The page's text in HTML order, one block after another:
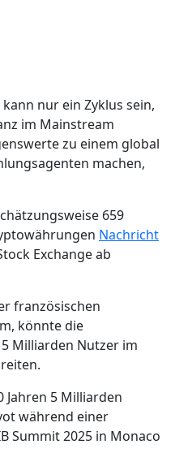
nur ein Zyklus sein,
im Mainstream
zu einem global
machen,
659
Nachricht
Exchange ab
französischen
könnte die
Milliarden Nutzer im
Jahren 5 Milliarden
während einer
Summit 2025 in Monaco